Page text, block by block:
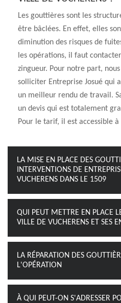
Les gouttières sont les
être bâclées. En effet, elles
diminution des risques de
les opérations, il faut
zingueur. Pour notre part,
solliciter Entreprise Josué qui
un meilleur rendu de travail.
un devis qui est totalement
Pour le tarif, il est accessible à
LA MISE EN PLACE DES
INTERVENTIONS DE
VUCHERENS DANS LE 1509
QUI PEUT METTRE EN PLACE
VILLE DE VUCHERENS ET SES
LA RÉPARATION DES
L'OPÉRATION
À QUI PEUT-ON S'ADRESSER